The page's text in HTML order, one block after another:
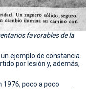
favorables de la
ejemplo de constancia.
por lesión y, además,
1976, poco a poco